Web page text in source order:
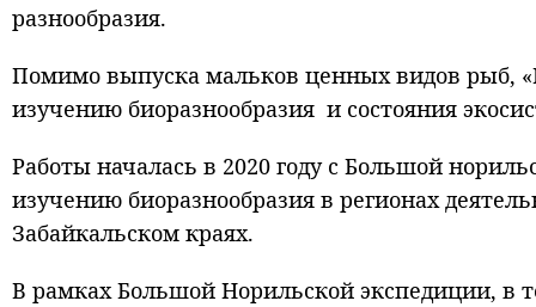
разнообразия.
Помимо выпуска мальков ценных видов рыб,
изучению биоразнообразия и состояния
Работы началась в 2020 году с Большой
изучению биоразнообразия в регионах
Забайкальском краях.
В рамках Большой Норильской экспедиции, в